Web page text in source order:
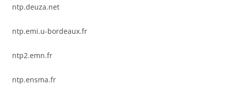
ntp.deuza.net
ntp.emi.u-bordeaux.fr
ntp2.emn.fr
ntp.ensma.fr